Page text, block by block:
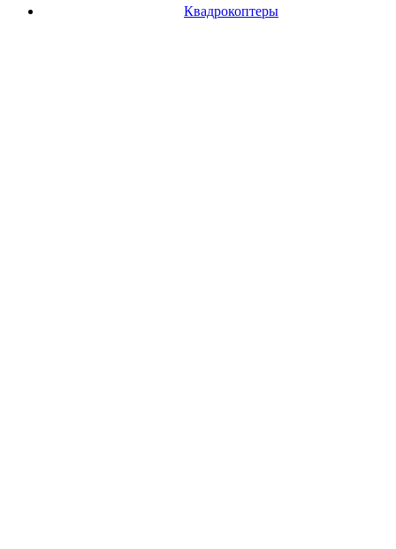
Квадрокоптеры